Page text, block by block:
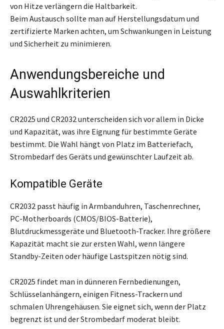
von Hitze verlängern die Haltbarkeit.
Beim Austausch sollte man auf Herstellungsdatum und
zertifizierte Marken achten, um Schwankungen in Leistung
und Sicherheit zu minimieren.
Anwendungsbereiche und
Auswahlkriterien
CR2025 und CR2032 unterscheiden sich vor allem in Dicke
und Kapazität, was ihre Eignung für bestimmte Geräte
bestimmt. Die Wahl hängt von Platz im Batteriefach,
Strombedarf des Geräts und gewünschter Laufzeit ab.
Kompatible Geräte
CR2032 passt häufig in Armbanduhren, Taschenrechner,
PC-Motherboards (CMOS/BIOS-Batterie),
Blutdruckmessgeräte und Bluetooth-Tracker. Ihre größere
Kapazität macht sie zur ersten Wahl, wenn längere
Standby-Zeiten oder häufige Lastspitzen nötig sind.
CR2025 findet man in dünneren Fernbedienungen,
Schlüsselanhängern, einigen Fitness-Trackern und
schmalen Uhrengehäusen. Sie eignet sich, wenn der Platz
begrenzt ist und der Strombedarf moderat bleibt.